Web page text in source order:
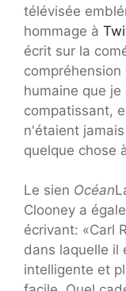
télévisée
hommage à
écrit sur la
humaine que
compatissant,
n'étaient
quelque chose
Le sien Océan
Clooney a
écrivant: «Carl
dans laquelle il
intelligente et